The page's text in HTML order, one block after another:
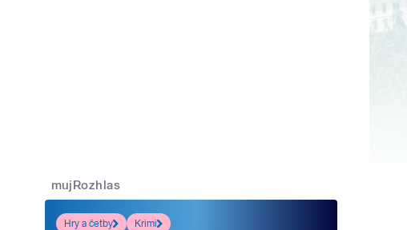
mujRozhlas
Hry a četby
Krimi